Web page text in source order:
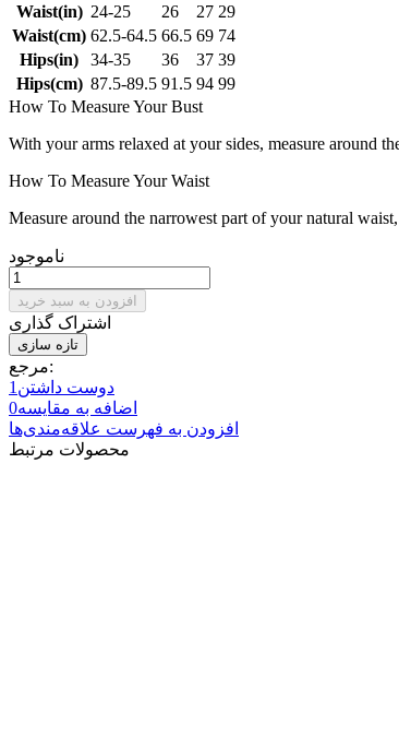
Waist(in) 24-25 26 27 29
Waist(cm) 62.5-64.5 66.5 69 74
Hips(in)
34-35 36 37 39
Hips(cm) 87.5-89.5 91.5 94 99
How To Measure Your Bust
With your arms relaxed at your sides, measure around
How To Measure Your Waist
Measure around the narrowest part of your natural
ناموجود
افزودن به سبد خرید
اشتراک گذاری
مرجع:
دوست داشتن 1
اضافه به مقایسه0
افزودن به فهرست علاقه‌مندی‌ها
محصولات مرتبط